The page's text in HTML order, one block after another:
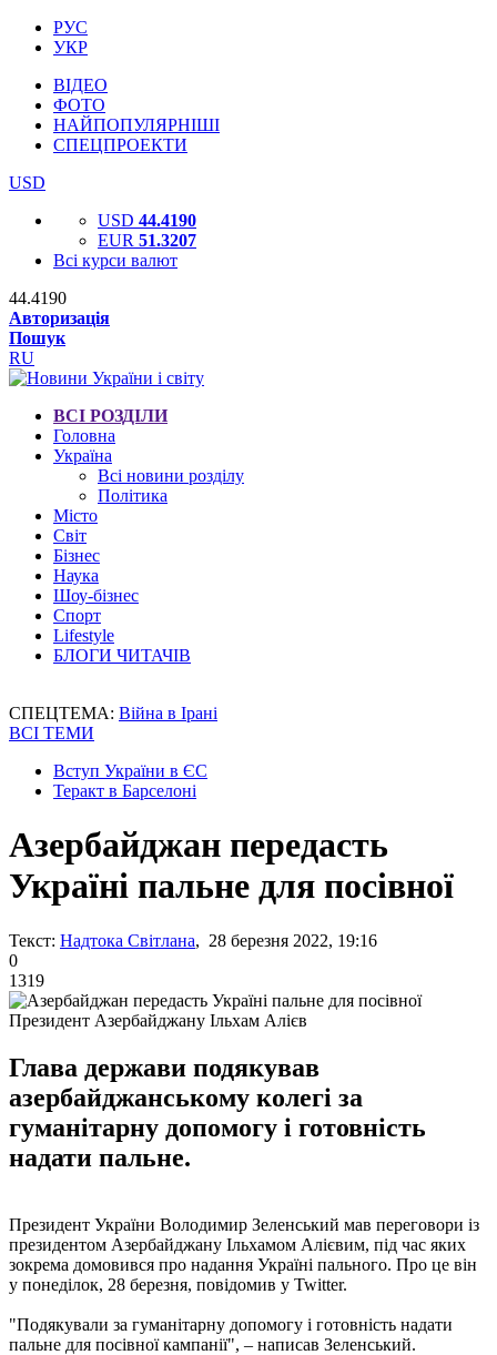
РУС
УКР
ВІДЕО
ФОТО
НАЙПОПУЛЯРНІШІ
СПЕЦПРОЕКТИ
USD
USD 44.4190
EUR 51.3207
Всі курси валют
44.4190
Авторизація
Пошук
RU
ВСІ РОЗДІЛИ
Головна
Україна
Всі новини розділу
Політика
Місто
Світ
Бізнес
Наука
Шоу-бізнес
Спорт
Lifestyle
БЛОГИ ЧИТАЧІВ
СПЕЦТЕМА: Війна в Ірані
ВСІ ТЕМИ
Вступ України в ЄС
Теракт в Барселоні
Азербайджан передасть
Україні пальне для посівної
Текст: Надтока Світлана, 28 березня 2022, 19:16
0
1319
Президент Азербайджану Ільхам Алієв
Глава держави подякував
азербайджанському колегі за
гуманітарну допомогу і готовність
надати пальне.
Президент України Володимир Зеленський мав переговори із
президентом Азербайджану Ільхамом Алієвим, під час яких
зокрема домовився про надання Україні пального. Про це він
у понеділок, 28 березня, повідомив у Twitter.
"Подякували за гуманітарну допомогу і готовність надати
пальне для посівної кампанії", – написав Зеленський.